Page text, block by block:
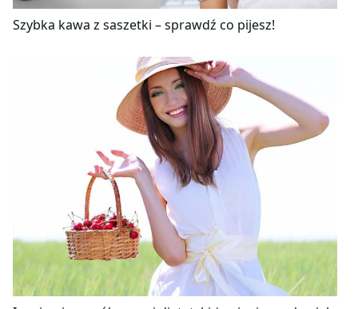
Szybka kawa z saszetki – sprawdź co pijesz!